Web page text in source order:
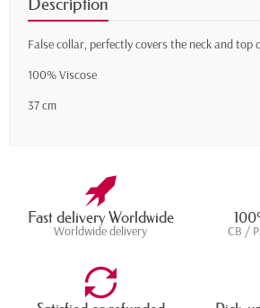
Description
False collar, perfectly covers the neck and top
100% Viscose
37 cm
Fast delivery Worldwide
Worldwide delivery CB /